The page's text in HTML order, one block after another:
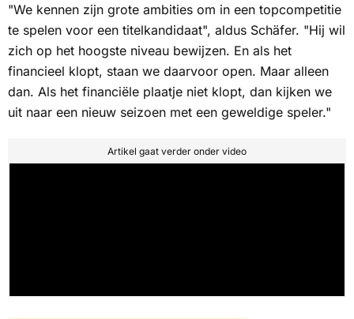
"We kennen zijn grote ambities om in een topcompetitie
te spelen voor een titelkandidaat", aldus Schäfer. "Hij wil
zich op het hoogste niveau bewijzen. En als het
financieel klopt, staan we daarvoor open. Maar alleen
dan. Als het financiële plaatje niet klopt, dan kijken we
uit naar een nieuw seizoen met een geweldige speler."
Artikel gaat verder onder video